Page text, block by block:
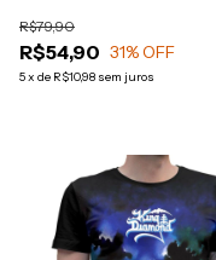
R$54,90
R$79,90
31% OFF
5x de R$10,98 sem juros